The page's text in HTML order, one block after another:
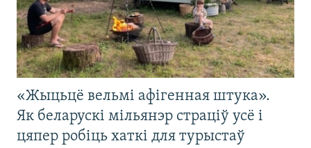
«Жыцьцё вельмі афігенная штука».
Як беларускі мільянэр страціў усё і
цяпер робіць хаткі для турыстаў